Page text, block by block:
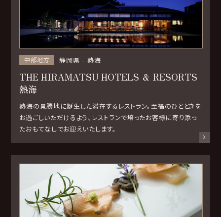
中部地方 静岡県 熱海
THE HIRAMATSU HOTELS ＆ RESORTS
熱海
熱海の景勝地に誕生した滞在するレストラン。至福のひとときを
お過ごしいただけるよう、レストランで培ったお客様に寄り添っ
たおもてなしでお迎えいたします。